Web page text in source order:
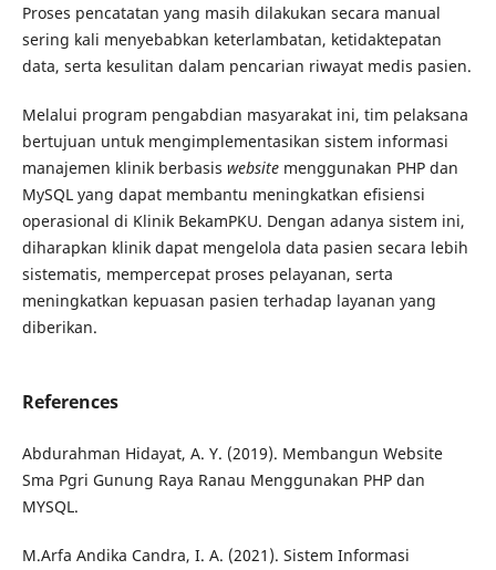
Proses pencatatan yang masih dilakukan secara manual
sering kali menyebabkan keterlambatan, ketidaktepatan
data, serta kesulitan dalam pencarian riwayat medis pasien.
Melalui program pengabdian masyarakat ini, tim pelaksana
bertujuan untuk mengimplementasikan sistem informasi
manajemen klinik berbasis website menggunakan PHP dan
MySQL yang dapat membantu meningkatkan efisiensi
operasional di Klinik BekamPKU. Dengan adanya sistem ini,
diharapkan klinik dapat mengelola data pasien secara lebih
sistematis, mempercepat proses pelayanan, serta
meningkatkan kepuasan pasien terhadap layanan yang
diberikan.
References
Abdurahman Hidayat, A. Y. (2019). Membangun Website
Sma Pgri Gunung Raya Ranau Menggunakan PHP dan
MYSQL.
M.Arfa Andika Candra, I. A. (2021). Sistem Informasi